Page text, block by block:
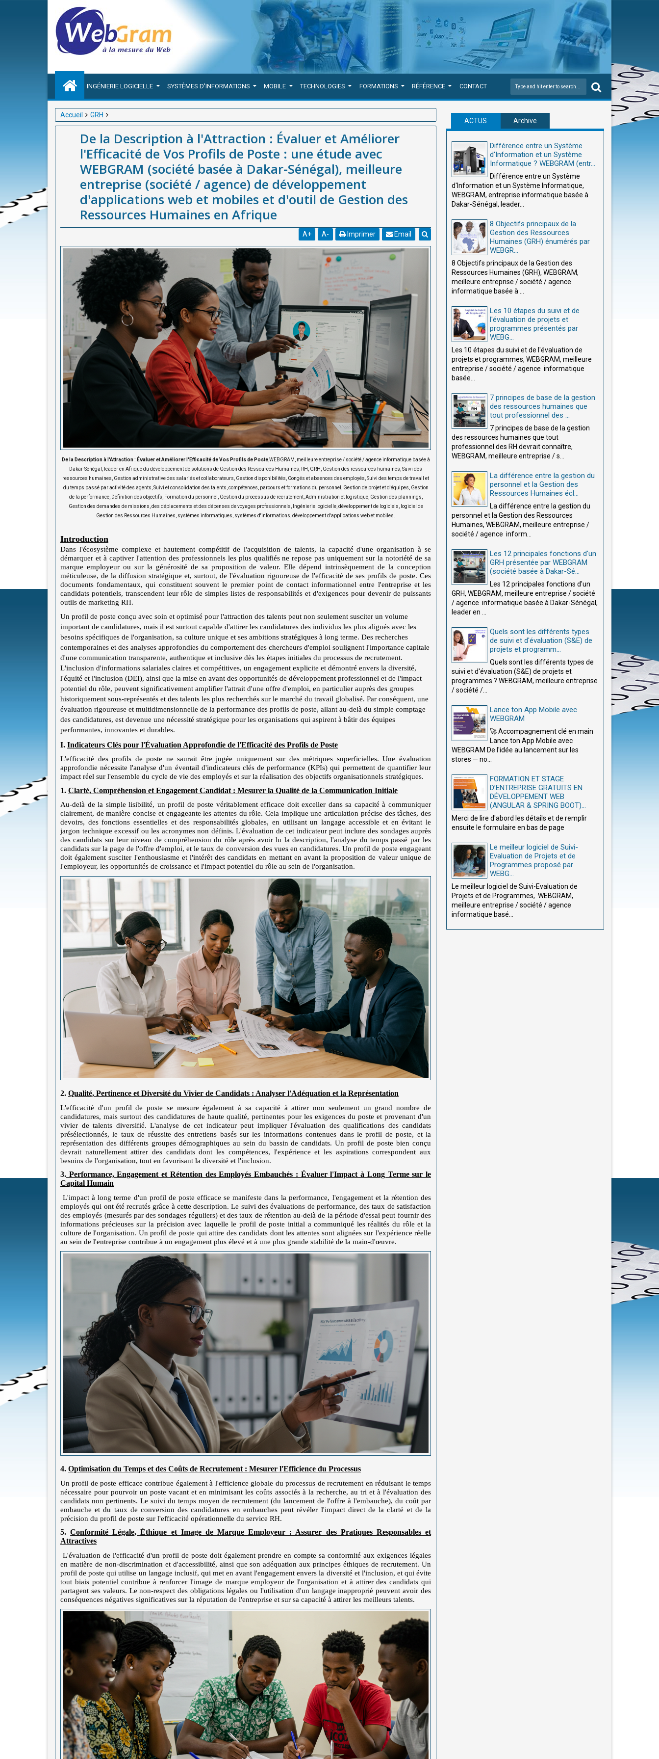
INGÉNIERIE LOGICIELLE SYSTÈMES D'INFORMATIONS MOBILE TECHNOLOGIES FORMATIONS RÉFÉRENCE CONTACT
Accueil
GRH
De la Description à l'Attraction : Évaluer et Améliorer l'Efficacité de Vos Profils de Poste : une étude avec WEBGRAM
(société basée à Dakar-Sénégal), meilleure entreprise (société / agence) de développement d'applications web et
mobiles et d'outil de Gestion des Ressources Humaines en Afrique
De la Description à l'Attraction : Évaluer et Améliorer
l'Efficacité de Vos Profils de Poste : une étude avec
WEBGRAM (société basée à Dakar-Sénégal), meilleure
entreprise (société / agence) de développement
d'applications web et mobiles et d'outil de Gestion des
Ressources Humaines en Afrique
A+ A- Imprimer Email
De la Description à l'Attraction : Évaluer et Améliorer l'Efficacité de Vos Profils de Poste,WEBGRAM, meilleure entreprise / société / agence informatique basée à
Dakar-Sénégal, leader en Afrique du développement de solutions de Gestion des Ressources Humaines, RH, GRH, Gestion des ressources humaines, Suivi des
ressources humaines, Gestion administrative des salariés et collaborateurs, Gestion disponibilités, Congés et absences des employés, Suivi des temps de travail et
du temps passé par activité des agents, Suivi et consolidation des talents, compétences, parcours et formations du personnel, Gestion de projet et d'équipes, Gestion
de la performance, Définition des objectifs, Formation du personnel, Gestion du processus de recrutement, Administration et logistique, Gestion des plannings,
Gestion des demandes de missions, des déplacements et des dépenses de voyages professionnels, Ingénierie logicielle, développement de logiciels, logiciel de
Gestion des Ressources Humaines, systèmes informatiques, systèmes d'informations, développement d'applications web et mobiles.
Introduction
Dans l'écosystème complexe et hautement compétitif de l'acquisition de talents, la capacité d'une organisation à se
démarquer et à captiver l'attention des professionnels les plus qualifiés ne repose pas uniquement sur la notoriété de sa
marque employeur ou sur la générosité de sa proposition de valeur. Elle dépend intrinsèquement de la conception
méticuleuse, de la diffusion stratégique et, surtout, de l'évaluation rigoureuse de l'efficacité de ses profils de poste. Ces
documents fondamentaux, qui constituent souvent le premier point de contact informationnel entre l'entreprise et les
candidats potentiels, transcendent leur rôle de simples listes de responsabilités et d'exigences pour devenir de puissants
outils de marketing RH.
Un profil de poste conçu avec soin et optimisé pour l'attraction des talents peut non seulement susciter un volume
important de candidatures, mais il est surtout capable d'attirer les candidatures des individus les plus alignés avec les
besoins spécifiques de l'organisation, sa culture unique et ses ambitions stratégiques à long terme. Des recherches
contemporaines et des analyses approfondies du comportement des chercheurs d'emploi soulignent l'importance capitale
d'une communication transparente, authentique et inclusive dès les étapes initiales du processus de recrutement.
L'inclusion d'informations salariales claires et compétitives, un engagement explicite et démontré envers la diversité,
l'équité et l'inclusion (DEI), ainsi que la mise en avant des opportunités de développement professionnel et de l'impact
potentiel du rôle, peuvent significativement amplifier l'attrait d'une offre d'emploi, en particulier auprès des groupes
historiquement sous-représentés et des talents les plus recherchés sur le marché du travail globalisé. Par conséquent, une
évaluation rigoureuse et multidimensionnelle de la performance des profils de poste, allant au-delà du simple comptage
des candidatures, est devenue une nécessité stratégique pour les organisations qui aspirent à bâtir des équipes
performantes, innovantes et durables.
I. Indicateurs Clés pour l'Évaluation Approfondie de l'Efficacité des Profils de Poste
L'efficacité des profils de poste ne saurait être jugée uniquement sur des métriques superficielles. Une évaluation
approfondie nécessite l'analyse d'un éventail d'indicateurs clés de performance (KPIs) qui permettent de quantifier leur
impact réel sur l'ensemble du cycle de vie des employés et sur la réalisation des objectifs organisationnels stratégiques.
1. Clarté, Compréhension et Engagement Candidat : Mesurer la Qualité de la Communication Initiale
Au-delà de la simple lisibilité, un profil de poste véritablement efficace doit exceller dans sa capacité à communiquer
clairement, de manière concise et engageante les attentes du rôle. Cela implique une articulation précise des tâches, des
devoirs, des fonctions essentielles et des responsabilités globales, en utilisant un langage accessible et en évitant le
jargon technique excessif ou les acronymes non définis. L'évaluation de cet indicateur peut inclure des sondages auprès
des candidats sur leur niveau de compréhension du rôle après avoir lu la description, l'analyse du temps passé par les
candidats sur la page de l'offre d'emploi, et le taux de conversion des vues en candidatures. Un profil de poste engageant
doit également susciter l'enthousiasme et l'intérêt des candidats en mettant en avant la proposition de valeur unique de
l'employeur, les opportunités de croissance et l'impact potentiel du rôle au sein de l'organisation.
2. Qualité, Pertinence et Diversité du Vivier de Candidats : Analyser l'Adéquation et la Représentation
L'efficacité d'un profil de poste se mesure également à sa capacité à attirer non seulement un grand nombre de
candidatures, mais surtout des candidatures de haute qualité, pertinentes pour les exigences du poste et provenant d'un
vivier de talents diversifié. L'analyse de cet indicateur peut impliquer l'évaluation des qualifications des candidats
présélectionnés, le taux de réussite des entretiens basés sur les informations contenues dans le profil de poste, et la
représentation des différents groupes démographiques au sein du bassin de candidats. Un profil de poste bien conçu
devrait naturellement attirer des candidats dont les compétences, l'expérience et les aspirations correspondent aux
besoins de l'organisation, tout en favorisant la diversité et l'inclusion.
3. Performance, Engagement et Rétention des Employés Embauchés : Évaluer l'Impact à Long Terme sur le
Capital Humain
L'impact à long terme d'un profil de poste efficace se manifeste dans la performance, l'engagement et la rétention des
employés qui ont été recrutés grâce à cette description. Le suivi des évaluations de performance, des taux de satisfaction
des employés (mesurés par des sondages réguliers) et des taux de rétention au-delà de la période d'essai peut fournir des
informations précieuses sur la précision avec laquelle le profil de poste initial a communiqué les réalités du rôle et la
culture de l'organisation. Un profil de poste qui attire des candidats dont les attentes sont alignées sur l'expérience réelle
au sein de l'entreprise contribue à un engagement plus élevé et à une plus grande stabilité de la main-d'œuvre.
4. Optimisation du Temps et des Coûts de Recrutement : Mesurer l'Efficience du Processus
Un profil de poste efficace contribue également à l'efficience globale du processus de recrutement en réduisant le temps
nécessaire pour pourvoir un poste vacant et en minimisant les coûts associés à la recherche, au tri et à l'évaluation des
candidats non pertinents. Le suivi du temps moyen de recrutement (du lancement de l'offre à l'embauche), du coût par
embauche et du taux de conversion des candidatures en embauches peut révéler l'impact direct de la clarté et de la
précision du profil de poste sur l'efficacité opérationnelle du service RH.
5. Conformité Légale, Éthique et Image de Marque Employeur : Assurer des Pratiques Responsables et
Attractives
L'évaluation de l'efficacité d'un profil de poste doit également prendre en compte sa conformité aux exigences légales
en matière de non-discrimination et d'accessibilité, ainsi que son adéquation aux principes éthiques de recrutement. Un
profil de poste qui utilise un langage inclusif, qui met en avant l'engagement envers la diversité et l'inclusion, et qui évite
tout biais potentiel contribue à renforcer l'image de marque employeur de l'organisation et à attirer des candidats qui
partagent ses valeurs. Le non-respect des obligations légales ou l'utilisation d'un langage inapproprié peuvent avoir des
conséquences négatives significatives sur la réputation de l'entreprise et sur sa capacité à attirer les meilleurs talents.
ACTUS Archive
Différence entre un Système
d'Information et un Système
Informatique ? WEBGRAM (entr...
Différence entre un Système
d'Information et un Système Informatique,
WEBGRAM, entreprise informatique basée à
Dakar-Sénégal, leader...
8 Objectifs principaux de la
Gestion des Ressources
Humaines (GRH) énumérés par
WEBGR...
8 Objectifs principaux de la Gestion des
Ressources Humaines (GRH), WEBGRAM,
meilleure entreprise / société / agence
informatique basée à ...
Les 10 étapes du suivi et de
l'évaluation de projets et
programmes présentés par
WEBG...
Les 10 étapes du suivi et de l'évaluation de
projets et programmes, WEBGRAM, meilleure
entreprise / société / agence informatique
basée...
7 principes de base de la gestion
des ressources humaines que
tout professionnel des ...
7 principes de base de la gestion
des ressources humaines que tout
professionnel des RH devrait connaître,
WEBGRAM, meilleure entreprise / s...
La différence entre la gestion du
personnel et la Gestion des
Ressources Humaines écl...
La différence entre la gestion du
personnel et la Gestion des Ressources
Humaines, WEBGRAM, meilleure entreprise /
société / agence inform...
Les 12 principales fonctions d'un
GRH présentée par WEBGRAM
(société basée à Dakar-Sé...
Les 12 principales fonctions d'un
GRH, WEBGRAM, meilleure entreprise / société
/ agence informatique basée à Dakar-Sénégal,
leader en ...
Quels sont les différents types
de suivi et d'évaluation (S&E) de
projets et programm...
Quels sont les différents types de
suivi et d'évaluation (S&E) de projets et
programmes ? WEBGRAM, meilleure entreprise
/ société /...
Lance ton App Mobile avec
WEBGRAM
🚀 Accompagnement clé en main
Lance ton App Mobile avec
WEBGRAM De l'idée au lancement sur les
stores — no...
FORMATION ET STAGE
D’ENTREPRISE GRATUITS EN
DÉVELOPPEMENT WEB
(ANGULAR & SPRING BOOT)...
Merci de lire d'abord les détails et de remplir
ensuite le formulaire en bas de page
Le meilleur logiciel de Suivi-
Evaluation de Projets et de
Programmes proposé par
WEBG...
Le meilleur logiciel de Suivi-Evaluation de
Projets et de Programmes, WEBGRAM,
meilleure entreprise / société / agence
informatique basé...